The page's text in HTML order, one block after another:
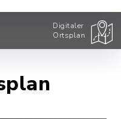
Digitaler
Ortsplan